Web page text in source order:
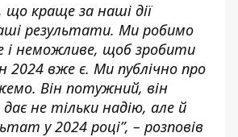
що краще за наші дії
результати. Ми робимо
і неможливе, щоб зробити
2024 вже є. Ми публічно про
Він потужний, він
дає не тільки надію, але й
у 2024 році”, – розповів